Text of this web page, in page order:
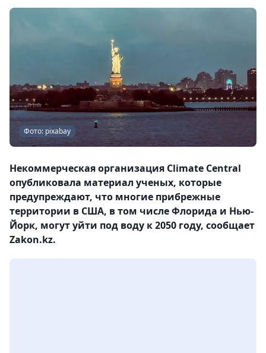
Фото: pixabay
Некоммерческая организация Climate Central
опубликовала материал ученых, которые
предупреждают, что многие прибрежные
территории в США, в том числе Флорида и Нью-
Йорк, могут уйти под воду к 2050 году, сообщает
Zakon.kz.